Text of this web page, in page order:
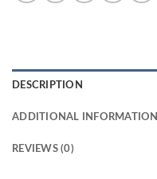
DESCRIPTION
ADDITIONAL INFORMATION
REVIEWS (0)